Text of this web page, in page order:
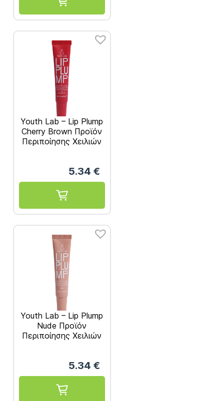
Youth Lab – Lip Plump
Cherry Brown Προϊόν
Περιποίησης Χειλιών
5.34 €
Youth Lab – Lip Plump
Nude Προϊόν
Περιποίησης Χειλιών
5.34 €